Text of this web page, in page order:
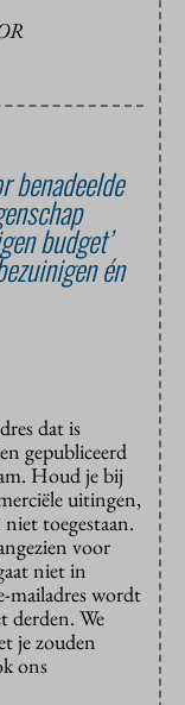
benadeelde
budget’
én
dat is
gepubliceerd
Houd je bij
uitingen,
toegestaan.
voor
niet in
mailadres wordt
derden. We
je zouden
ons